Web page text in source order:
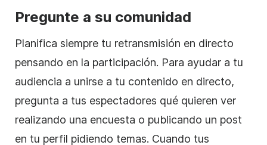
Pregunte a su comunidad
Planifica siempre tu retransmisión en directo
pensando en la participación. Para ayudar a tu
audiencia a unirse a tu contenido en directo,
pregunta a tus espectadores qué quieren ver
realizando una encuesta o publicando un post
en tu perfil pidiendo temas. Cuando tus